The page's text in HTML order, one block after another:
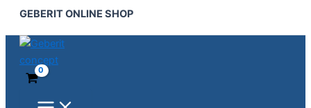
Pređi
sadržaj
GEBERIT ONLINE SHOP
Menu
Brenta
zidna
armatura
umivaonik,
napajanje,